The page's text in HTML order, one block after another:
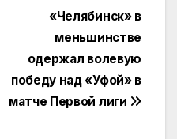
«Челябинск» в
меньшинстве
одержал волевую
победу над «Уфой» в
матче Первой лиги